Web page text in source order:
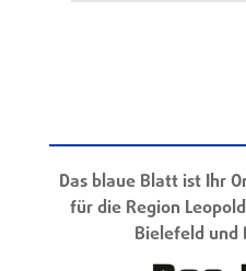
Das blaue Blatt ist Ihr
für die Region
Bielefeld und